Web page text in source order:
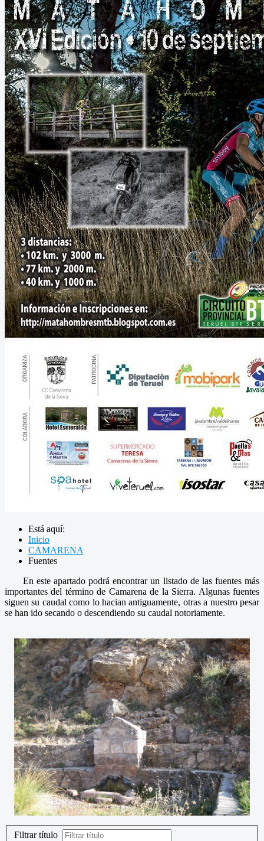
Está aquí:
Inicio
CAMARENA
Fuentes
En este apartado podrá encontrar un listado de las fuentes más
importantes del término de Camarena de la Sierra. Algunas fuentes
siguen su caudal como lo hacian antiguamente, otras a nuestro pesar
se han ido secando o descendiendo su caudal notoriamente.
Filtrar título